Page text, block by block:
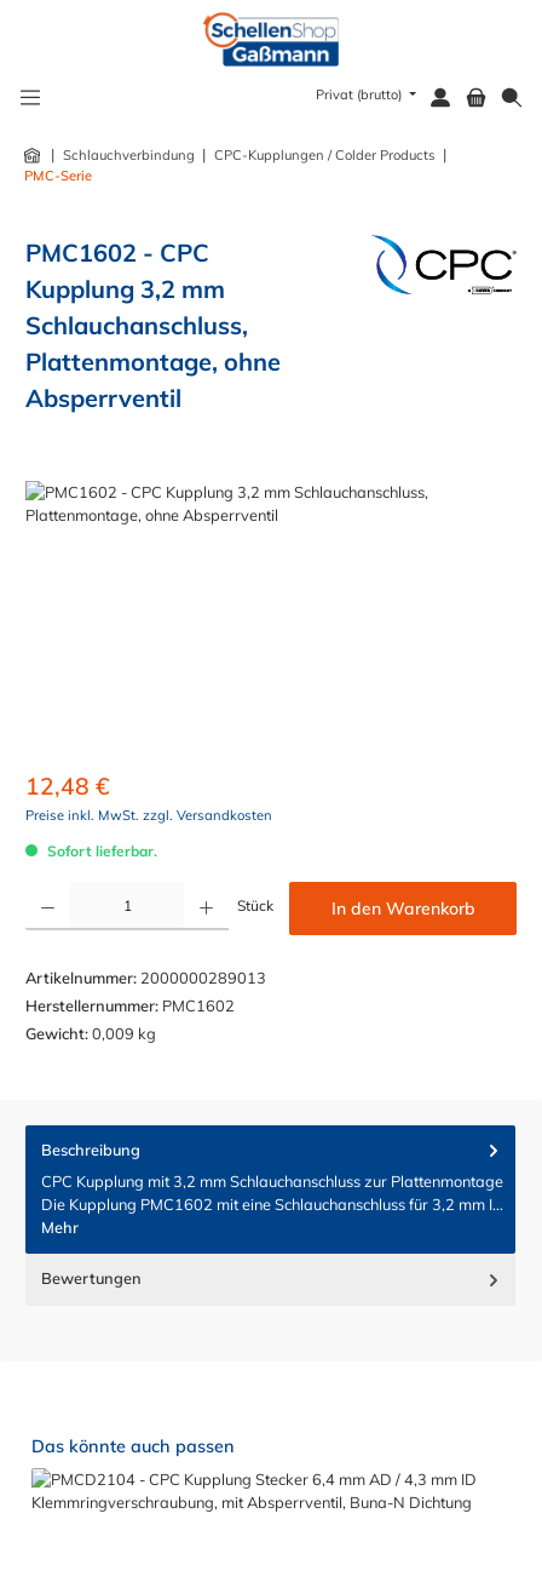
Privat (brutto)
| Schlauchverbindung | CPC-Kupplungen / Colder Products |
PMC-Serie
PMC1602 - CPC
Kupplung 3,2 mm
Schlauchanschluss,
Plattenmontage, ohne
Absperrventil
Bildergalerie überspringen
12,48 €
Preise inkl. MwSt. zzgl. Versandkosten
Sofort lieferbar.
Stück In den Warenkorb
Artikelnummer: 2000000289013
Herstellernummer: PMC1602
Gewicht:0,009 kg
Beschreibung
CPC Kupplung mit 3,2 mm Schlauchanschluss zur Plattenmontage
Die Kupplung PMC1602 mit eine Schlauchanschluss für 3,2 mm I…
Mehr
Bewertungen
Produktgalerie überspringen
Das könnte auch passen